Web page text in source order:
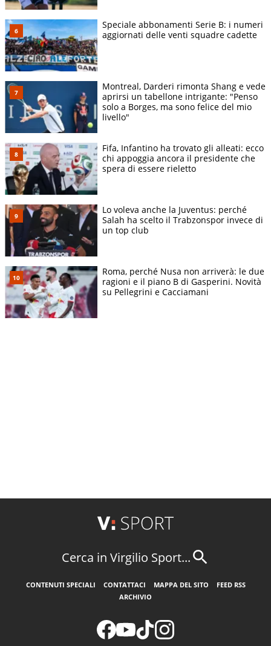
Speciale abbonamenti Serie B: i numeri
aggiornati delle venti squadre cadette
Montreal, Darderi rimonta Shang e vede
aprirsi un tabellone intrigante: "Penso
solo a Borges, ma sono felice del mio
livello"
Fifa, Infantino ha trovato gli alleati: ecco
chi appoggia ancora il presidente che
spera di essere rieletto
Lo voleva anche la Juventus: perché
Salah ha scelto il Trabzonspor invece di
un top club
Roma, perché Nusa non arriverà: le due
ragioni e il piano B di Gasperini. Novità
su Pellegrini e Cacciamani
Cerca in Virgilio Sport...
CONTENUTI SPECIALI CONTATTACI MAPPA DEL SITO
FEED RSS
ARCHIVIO